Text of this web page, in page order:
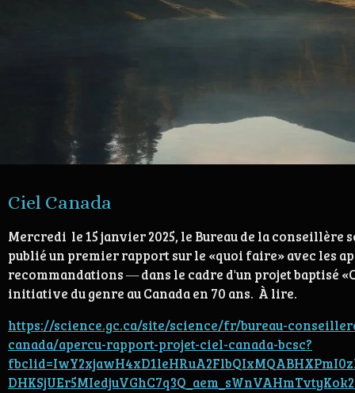
Ciel Canada
Mercredi le 15 janvier 2025, le Bureau de la conseillère
publié un premier rapport sur le «quoi faire» avec les
recommandations ― dans le cadre d'un projet baptisé
initiative du genre au Canada en 70 ans. À lire.
https://science.gc.ca/site/science/fr/bureau-
canada/apercu-rapport-projet-ciel-canada-bcsc?